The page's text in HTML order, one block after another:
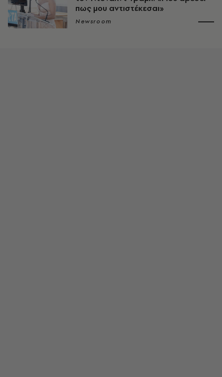
πως μου αντιστέκεσαι»
Newsroom